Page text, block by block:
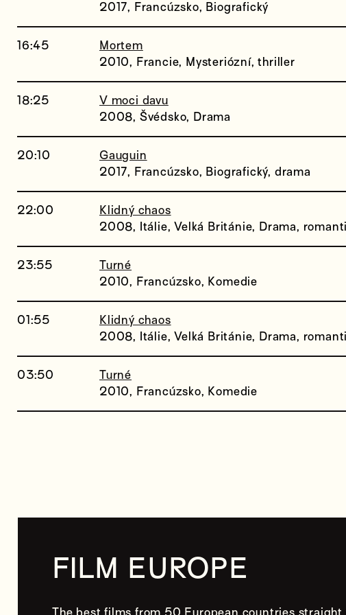
2017, Francúzsko, Biografický
16:45
Mortem
2010, Francie, Mysteriózní, thriller
18:25
V moci davu
2008, Švédsko, Drama
20:10
Gauguin
2017, Francúzsko, Biografický, drama
22:00
Klidný chaos
2008, Itálie, Velká Británie, Drama,
23:55
Turné
2010, Francúzsko, Komedie
01:55
Klidný chaos
2008, Itálie, Velká Británie, Drama,
03:50
Turné
2010, Francúzsko, Komedie
FILM EUROPE
The best films from 50 European countries straight